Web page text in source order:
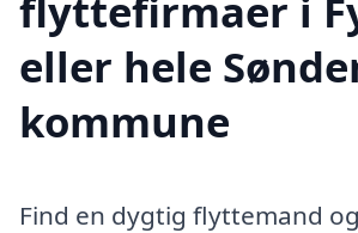
flyttefirmaer i
eller hele
kommune
Find en dygtig flyttemand